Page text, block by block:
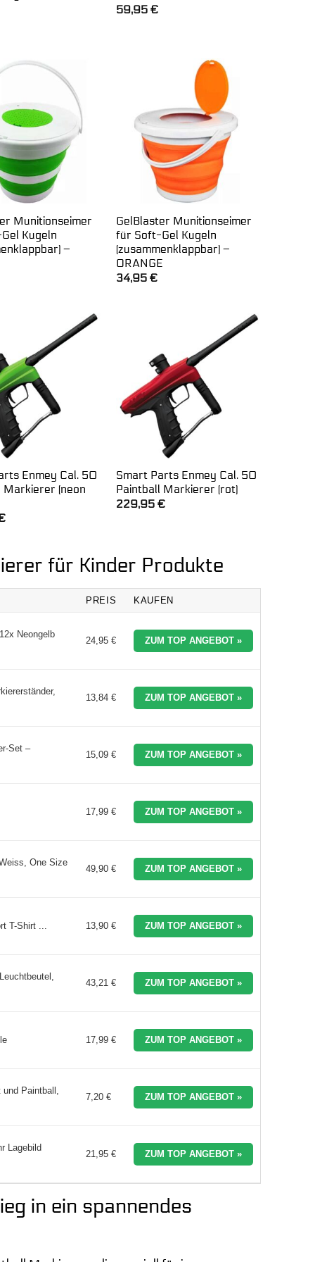
59,95 €
Munitionseimer
Kugeln
–
GelBlaster Munitionseimer
für Soft-Gel Kugeln
(zusammenklappbar) –
ORANGE
34,95 €
Enmey Cal. 50
Markierer (neon
Smart Parts Enmey Cal. 50
Paintball Markierer (rot)
229,95 €
für Kinder Produkte
PREIS KAUFEN
Neongelb
24,95 € ZUM TOP ANGEBOT »
13,84 € ZUM TOP ANGEBOT »
Set –
15,09 € ZUM TOP ANGEBOT »
17,99 € ZUM TOP ANGEBOT »
One Size
49,90 € ZUM TOP ANGEBOT »
T-Shirt ... 13,90 € ZUM TOP ANGEBOT »
43,21 € ZUM TOP ANGEBOT »
17,99 € ZUM TOP ANGEBOT »
und Paintball,
7,20 € ZUM TOP ANGEBOT »
Lagebild
21,95 € ZUM TOP ANGEBOT »
in ein spannendes